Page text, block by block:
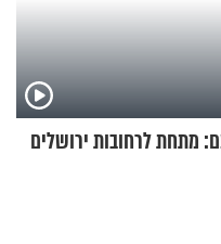
מתחת לרחובות ירושלים